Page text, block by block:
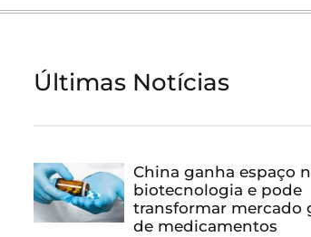
Últimas Notícias
China ganha espaço
biotecnologia e pode
transformar mercado
de medicamentos